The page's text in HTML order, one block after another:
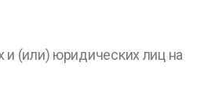
и (или) юридических лиц на